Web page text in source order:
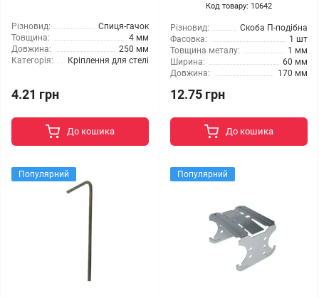
Різновид:
Спиця-гачок
Товщина:
4 мм
Довжина:
250 мм
Категорія:
Кріплення для стелі
4.21 грн
До кошика
Код товару: 10642
Різновид:
Скоба П-подібна
Фасовка:
1 шт
Товщина металу:
1 мм
Ширина:
60 мм
Довжина:
170 мм
12.75 грн
До кошика
Популярний Популярний